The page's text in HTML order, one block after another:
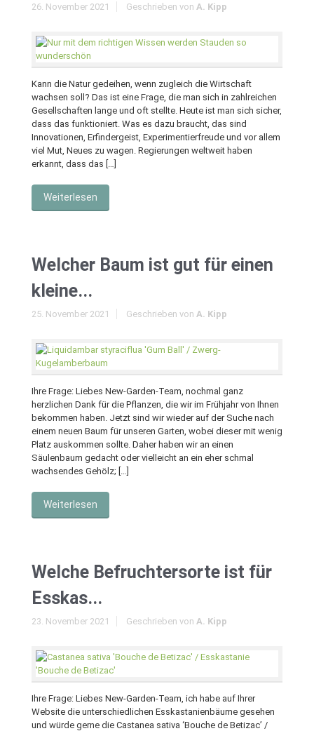
26. November 2021 Geschrieben von A. Kipp
Kann die Natur gedeihen, wenn zugleich die Wirtschaft
wachsen soll? Das ist eine Frage, die man sich in zahlreichen
Gesellschaften lange und oft stellte. Heute ist man sich sicher,
dass das funktioniert. Was es dazu braucht, das sind
Innovationen, Erfindergeist, Experimentierfreude und vor allem
viel Mut, Neues zu wagen. Regierungen weltweit haben
erkannt, dass das […]
Weiterlesen
Welcher Baum ist gut für einen
kleine...
25. November 2021 Geschrieben von A. Kipp
Ihre Frage: Liebes New-Garden-Team, nochmal ganz
herzlichen Dank für die Pflanzen, die wir im Frühjahr von Ihnen
bekommen haben. Jetzt sind wir wieder auf der Suche nach
einem neuen Baum für unseren Garten, wobei dieser mit wenig
Platz auskommen sollte. Daher haben wir an einen
Säulenbaum gedacht oder vielleicht an ein eher schmal
wachsendes Gehölz; […]
Weiterlesen
Welche Befruchtersorte ist für
Esskas...
23. November 2021 Geschrieben von A. Kipp
Ihre Frage: Liebes New-Garden-Team, ich habe auf Ihrer
Website die unterschiedlichen Esskastanienbäume gesehen
und würde gerne die Castanea sativa ‘Bouche de Betizac’ /